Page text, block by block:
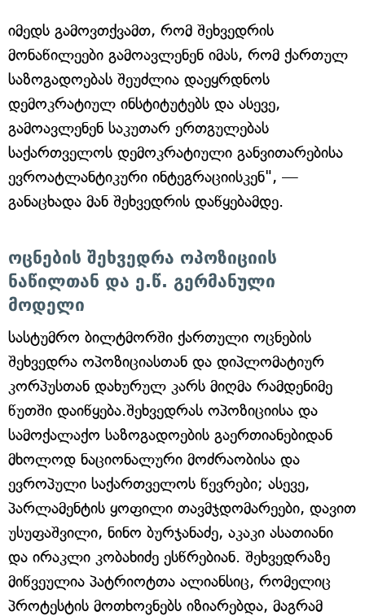
იმედს გამოვთქვამთ, რომ შეხვედრის
მონაწილეები გამოავლენენ იმას, რომ ქართულ
საზოგადოებას შეუძლია დაეყრდნოს
დემოკრატიულ ინსტიტუტებს და ასევე,
გამოავლენენ საკუთარ ერთგულებას
საქართველოს დემოკრატიული განვითარებისა
ევროატლანტიკური ინტეგრაციისკენ", —
განაცხადა მან შეხვედრის დაწყებამდე.
ოცნების შეხვედრა ოპოზიციის
ნაწილთან და ე.წ. გერმანული
მოდელი
სასტუმრო ბილტმორში ქართული ოცნების
შეხვედრა ოპოზიციასთან და დიპლომატიურ
კორპუსთან დახურულ კარს მიღმა რამდენიმე
წუთში დაიწყება.შეხვედრას ოპოზიციისა და
სამოქალაქო საზოგადოების გაერთიანებიდან
მხოლოდ ნაციონალური მოძრაობისა და
ევროპული საქართველოს წევრები; ასევე,
პარლამენტის ყოფილი თავმჯდომარეები, დავით
უსუფაშვილი, ნინო ბურჯანაძე, აკაკი ასათიანი
და ირაკლი კობახიძე ესწრებიან. შეხვედრაზე
მიწვეულია პატრიოტთა ალიანსიც, რომელიც
პროტესტის მოთხოვნებს იზიარებდა, მაგრამ